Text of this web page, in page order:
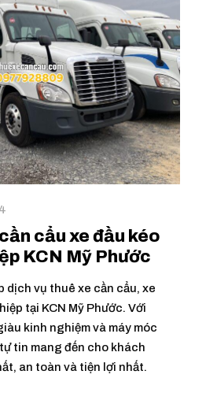
cẩu xe đầu kéo
KCN Mỹ Phước
dịch vụ thuê xe cần cẩu, xe
tại KCN Mỹ Phước. Với
kinh nghiệm và máy móc
tin mang đến cho khách
an toàn và tiện lợi nhất.